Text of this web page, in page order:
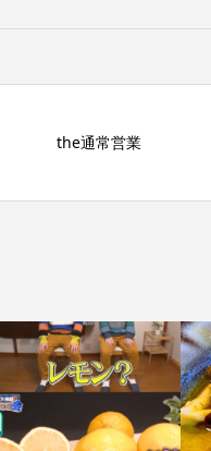
the通常営業